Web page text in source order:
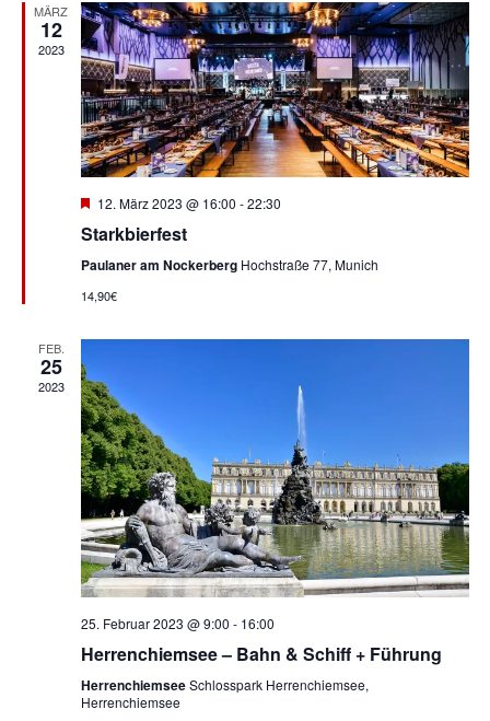
MÄRZ
12
2023
Hervorgehoben
12. März 2023 @ 16:00 -22:30
Starkbierfest
Paulaner am Nockerberg Hochstraße 77, Munich
14,90€
FEB.
25
2023
25. Februar 2023 @ 9:00 - 16:00
Herrenchiemsee – Bahn & Schiff + Führung
HerrenchiemseeSchlosspark Herrenchiemsee,
Herrenchiemsee